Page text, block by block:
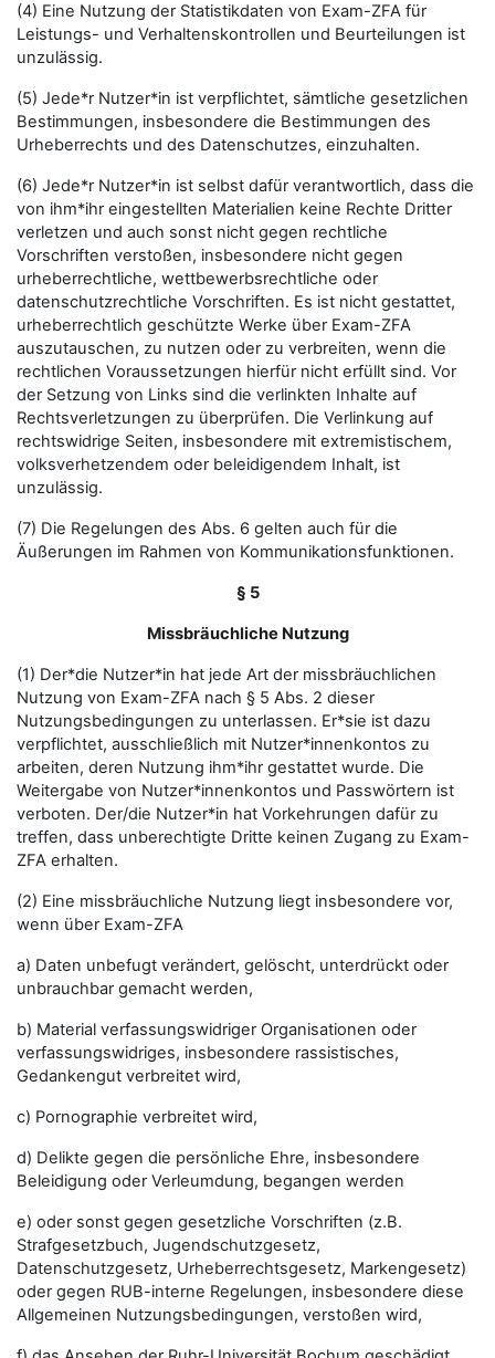
(4) Eine Nutzung der Statistikdaten von Exam-ZFA für
Leistungs- und Verhaltenskontrollen und Beurteilungen ist
unzulässig.
(5) Jede*r Nutzer*in ist verpflichtet, sämtliche gesetzlichen
Bestimmungen, insbesondere die Bestimmungen des
Urheberrechts und des Datenschutzes, einzuhalten.
(6) Jede*r Nutzer*in ist selbst dafür verantwortlich, dass die
von ihm*ihr eingestellten Materialien keine Rechte Dritter
verletzen und auch sonst nicht gegen rechtliche
Vorschriften verstoßen, insbesondere nicht gegen
urheberrechtliche, wettbewerbsrechtliche oder
datenschutzrechtliche Vorschriften. Es ist nicht gestattet,
urheberrechtlich geschützte Werke über Exam-ZFA
auszutauschen, zu nutzen oder zu verbreiten, wenn die
rechtlichen Voraussetzungen hierfür nicht erfüllt sind. Vor
der Setzung von Links sind die verlinkten Inhalte auf
Rechtsverletzungen zu überprüfen. Die Verlinkung auf
rechtswidrige Seiten, insbesondere mit extremistischem,
volksverhetzendem oder beleidigendem Inhalt, ist
unzulässig.
(7) Die Regelungen des Abs. 6 gelten auch für die
Äußerungen im Rahmen von Kommunikationsfunktionen.
§ 5
Missbräuchliche Nutzung
(1) Der*die Nutzer*in hat jede Art der missbräuchlichen
Nutzung von Exam-ZFA nach § 5 Abs. 2 dieser
Nutzungsbedingungen zu unterlassen. Er*sie ist dazu
verpflichtet, ausschließlich mit Nutzer*innenkontos zu
arbeiten, deren Nutzung ihm*ihr gestattet wurde. Die
Weitergabe von Nutzer*innenkontos und Passwörtern ist
verboten. Der/die Nutzer*in hat Vorkehrungen dafür zu
treffen, dass unberechtigte Dritte keinen Zugang zu Exam-
ZFA erhalten.
(2) Eine missbräuchliche Nutzung liegt insbesondere vor,
wenn über Exam-ZFA
a) Daten unbefugt verändert, gelöscht, unterdrückt oder
unbrauchbar gemacht werden,
b) Material verfassungswidriger Organisationen oder
verfassungswidriges, insbesondere rassistisches,
Gedankengut verbreitet wird,
c) Pornographie verbreitet wird,
d) Delikte gegen die persönliche Ehre, insbesondere
Beleidigung oder Verleumdung, begangen werden
e) oder sonst gegen gesetzliche Vorschriften (z.B.
Strafgesetzbuch, Jugendschutzgesetz,
Datenschutzgesetz, Urheberrechtsgesetz, Markengesetz)
oder gegen RUB-interne Regelungen, insbesondere diese
Allgemeinen Nutzungsbedingungen, verstoßen wird,